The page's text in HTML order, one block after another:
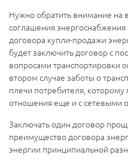
Нужно обратить внимание
соглашения
договора купли-продажи
будет заключить договор с
вопросами транспортировки
втором случае заботы о
плечи потребителя,
отношения еще и с сетевыми
Заключать один договор
преимущество договора
энергии принципиальной